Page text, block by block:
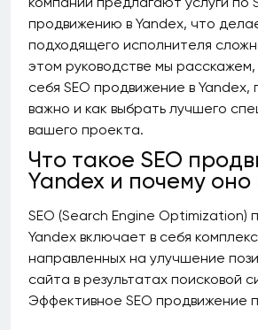
продвижению в Yandex, что
подходящего исполнителя
этом руководстве мы
себя SEO продвижение в Yandex,
важно и как выбрать лучшего
вашего проекта.
Что такое SEO
Yandex и почему
SEO (Search Engine Optimization)
Yandex включает в себя
направленных на улучшение
сайта в результатах поисковой
Эффективное SEO продвижение